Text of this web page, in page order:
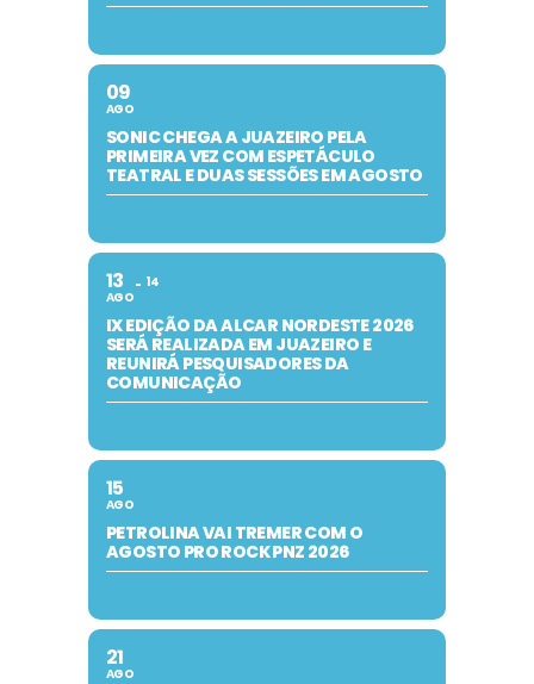
09
AGO
SONIC CHEGA A JUAZEIRO PELA
PRIMEIRA VEZ COM ESPETÁCULO
TEATRAL E DUAS SESSÕES EM AGOSTO
13
AGO
14
IX EDIÇÃO DA ALCAR NORDESTE 2026
SERÁ REALIZADA EM JUAZEIRO E
REUNIRÁ PESQUISADORES DA
COMUNICAÇÃO
15
AGO
PETROLINA VAI TREMER COM O
AGOSTO PRO ROCK PNZ 2026
21
AGO